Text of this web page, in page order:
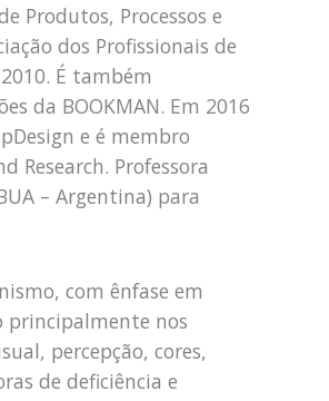
Produtos, Processos e
dos Profissionais de
É também
da BOOKMAN. Em 2016
e é membro
Research. Professora
– Argentina) para
com ênfase em
principalmente nos
percepção, cores,
de deficiência e